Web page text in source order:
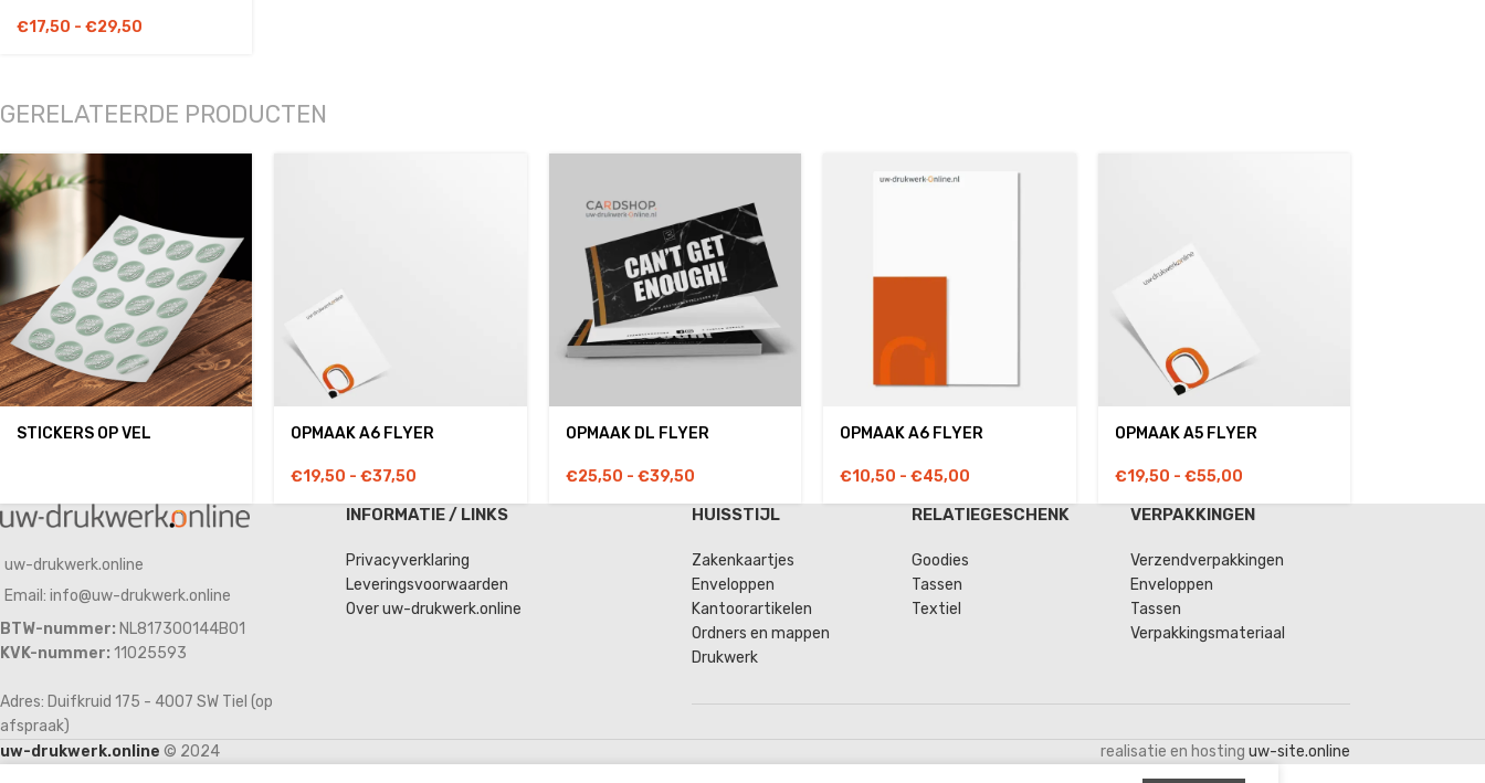
€17,50 - €29,50
GERELATEERDE PRODUCTEN
STICKERS OP VEL OPMAAK A6 FLYER
€19,50 - €37,50
OPMAAK DL FLYER
€25,50 - €39,50
OPMAAK A6 FLYER
€10,50 - €45,00
OPMAAK A5 FLYER
€19,50 - €55,00
uw-drukwerk.online
Email: info@uw-drukwerk.online
BTW-nummer: NL817300144B01
KVK-nummer: 11025593
Adres: Duifkruid 175 - 4007 SW Tiel (op
afspraak)
INFORMATIE / LINKS
Privacyverklaring
Leveringsvoorwaarden
Over uw-drukwerk.online
HUISSTIJL
Zakenkaartjes
Enveloppen
Kantoorartikelen
Ordners en mappen
Drukwerk
RELATIEGESCHENK
Goodies
Tassen
Textiel
VERPAKKINGEN
Verzendverpakkingen
Enveloppen
Tassen
Verpakkingsmateriaal
uw-drukwerk.online © 2024 realisatie en hosting uw-site.online